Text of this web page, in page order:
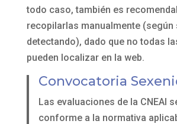
todo caso, también es
recopilarlas manualmente (según
detectando), dado que no todas
pueden localizar en la web.
Convocatoria
Las evaluaciones de la CNEAI
conforme a la normativa